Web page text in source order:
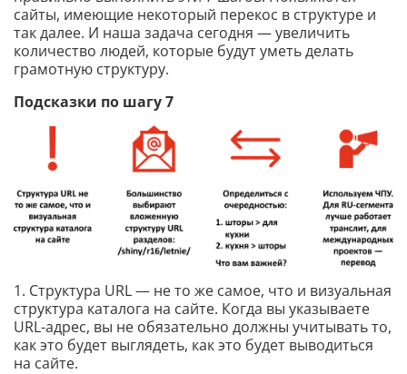
сайты, имеющие некоторый перекос в структуре и
так далее. И наша задача сегодня — увеличить
количество людей, которые будут уметь делать
грамотную структуру.
Подсказки по шагу 7
1. Структура URL — не то же самое, что и визуальная
структура каталога на сайте. Когда вы указываете
URL-адрес, вы не обязательно должны учитывать то,
как это будет выглядеть, как это будет выводиться
на сайте.